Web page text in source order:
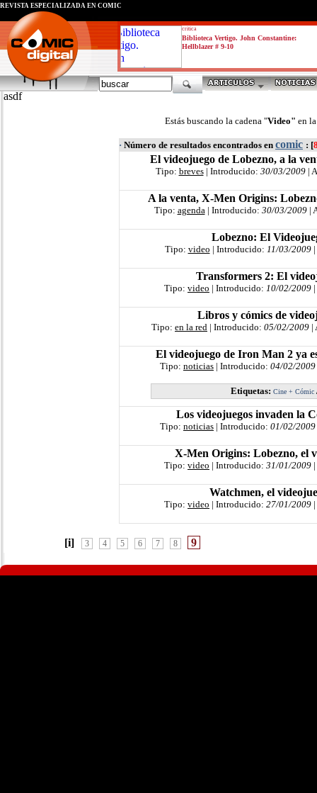
critica
Biblioteca Vertigo. John Constantine:
Hellblazer # 9-10
REVISTA ESPECIALIZADA EN CÓMIC
asdf
Estás buscando la cadena "Video" en
· Número de resultados encontrados en comic : [
El videojuego de Lobezno, a la
Tipo: breves| Introducido: 30/03/2009|
A la venta, X-Men Origins:
Tipo: agenda| Introducido: 30/03/2009|
Lobezno: El
Tipo: video | Introducido: 11/03/2009|
Transformers 2: El
Tipo: video | Introducido: 10/02/2009
Libros y cómics de
Tipo: en la red | Introducido: 05/02/2009 |
El videojuego de Iron Man 2 ya
Tipo: noticias | Introducido: 04/02/2009
Etiquetas: Cine + Cómic
Los videojuegos invaden la
Tipo: noticias | Introducido: 01/02/2009
X-Men Origins: Lobezno, el
Tipo: video | Introducido: 31/01/2009
Watchmen, el
Tipo: video | Introducido: 27/01/2009
[i] 3 4 5 6 7 8 9